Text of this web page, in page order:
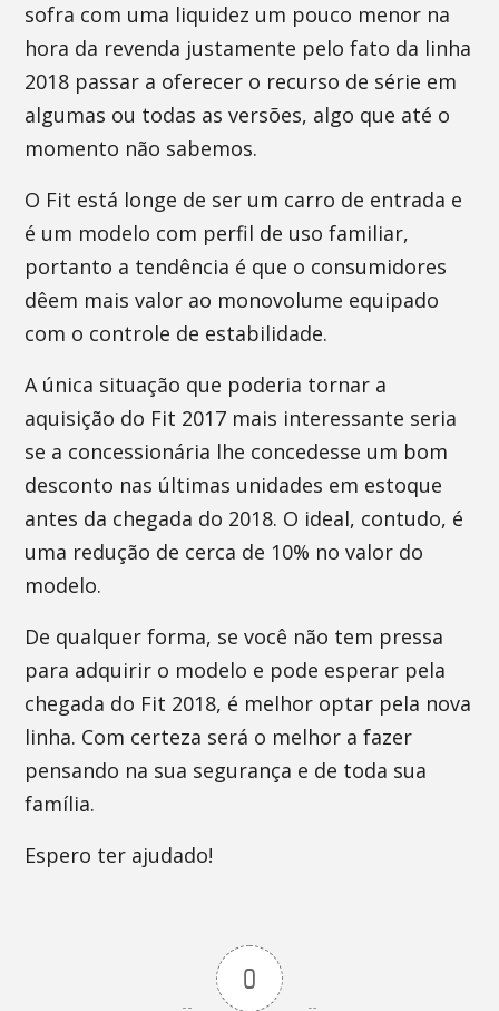
sofra com uma liquidez um pouco menor na
hora da revenda justamente pelo fato da linha
2018 passar a oferecer o recurso de série em
algumas ou todas as versões, algo que até o
momento não sabemos.
O Fit está longe de ser um carro de entrada e
é um modelo com perfil de uso familiar,
portanto a tendência é que o consumidores
dêem mais valor ao monovolume equipado
com o controle de estabilidade.
A única situação que poderia tornar a
aquisição do Fit 2017 mais interessante seria
se a concessionária lhe concedesse um bom
desconto nas últimas unidades em estoque
antes da chegada do 2018. O ideal, contudo, é
uma redução de cerca de 10% no valor do
modelo.
De qualquer forma, se você não tem pressa
para adquirir o modelo e pode esperar pela
chegada do Fit 2018, é melhor optar pela nova
linha. Com certeza será o melhor a fazer
pensando na sua segurança e de toda sua
família.
Espero ter ajudado!
0